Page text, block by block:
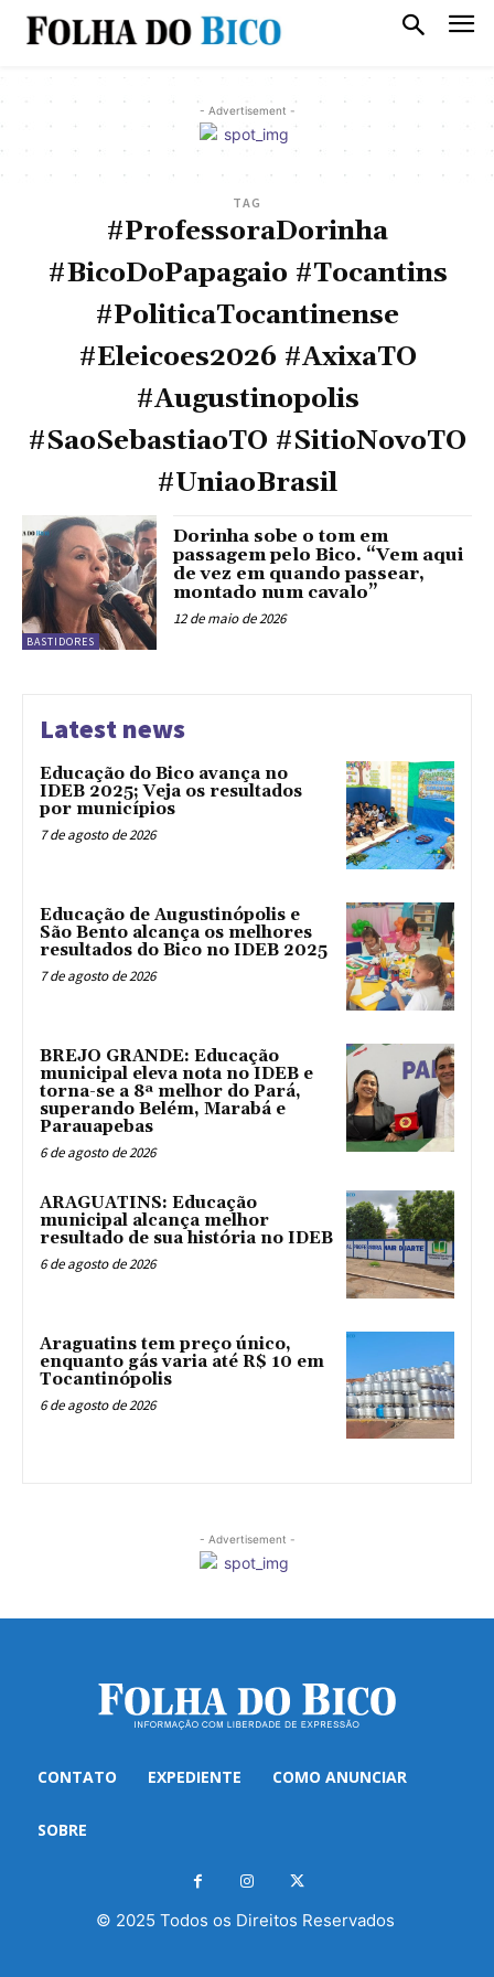
- Advertisement -
TAG
#ProfessoraDorinha
#BicoDoPapagaio #Tocantins
#PoliticaTocantinense
#Eleicoes2026 #AxixaTO
#Augustinopolis
#SaoSebastiaoTO #SitioNovoTO
#UniaoBrasil
BASTIDORES
Dorinha sobe o tom em
passagem pelo Bico. “Vem aqui
de vez em quando passear,
montado num cavalo”
12 de maio de 2026
Latest news
Educação do Bico avança no
IDEB 2025; Veja os resultados
por municípios
7 de agosto de 2026
Educação de Augustinópolis e
São Bento alcança os melhores
resultados do Bico no IDEB 2025
7 de agosto de 2026
BREJO GRANDE: Educação
municipal eleva nota no IDEB e
torna-se a 8ª melhor do Pará,
superando Belém, Marabá e
Parauapebas
6 de agosto de 2026
ARAGUATINS: Educação
municipal alcança melhor
resultado de sua história no IDEB
6 de agosto de 2026
Araguatins tem preço único,
enquanto gás varia até R$ 10 em
Tocantinópolis
6 de agosto de 2026
- Advertisement -
CONTATO EXPEDIENTE COMO ANUNCIAR
SOBRE
© 2025 Todos os Direitos Reservados